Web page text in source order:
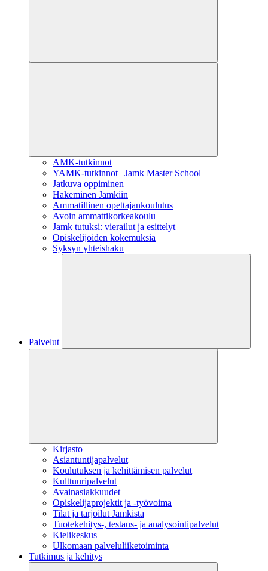
AMK-tutkinnot
YAMK-tutkinnot | Jamk Master School
Jatkuva oppiminen
Hakeminen Jamkiin
Ammatillinen opettajankoulutus
Avoin ammattikorkeakoulu
Jamk tutuksi: vierailut ja esittelyt
Opiskelijoiden kokemuksia
Syksyn yhteishaku
Palvelut
Kirjasto
Asiantuntijapalvelut
Koulutuksen ja kehittämisen palvelut
Kulttuuripalvelut
Avainasiakkuudet
Opiskelijaprojektit​ ja -työvoima
Tilat ja tarjoilut Jamkista
Tuotekehitys-, testaus- ja analysointipalvelut
Kielikeskus
Ulkomaan palveluliiketoiminta
Tutkimus ja kehitys